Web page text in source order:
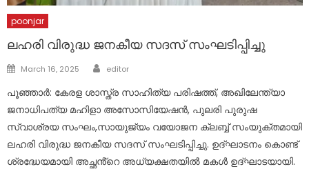
poonjar
ലഹരി വിരുദ്ധ ജനകീയ സദസ് സംഘടിപ്പിച്ചു
Posted
March 16, 2025 Author
editor
പൂഞ്ഞാർ: കേരള ശാസ്ത്ര സാഹിത്യ പരിഷത്ത്, അഖിലേന്ത്യാ
ജനാധിപത്യ മഹിളാ അസോസിയേഷൻ, പുലരി പുരുഷ
സ്വാശ്രയ സംഘം,സായുജ്യം വയോജന ക്ലബ്ബ് സംയുക്തമായി
ലഹരി വിരുദ്ധ ജനകീയ സദസ് സംഘടിപ്പിച്ചു. ഉദ്ഘാടനം കൊണ്ട്
ശ്രദ്ധേയമായി അച്ഛൻ്റെ അധ്യക്ഷതയിൽ മകൾ ഉദ്ഘാടയായി.